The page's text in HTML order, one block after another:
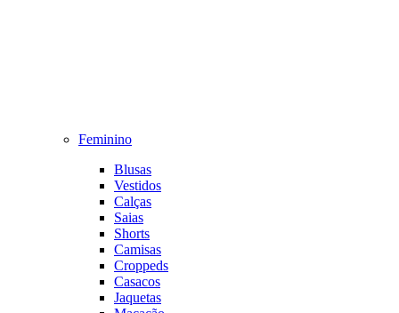
Feminino
Blusas
Vestidos
Calças
Saias
Shorts
Camisas
Croppeds
Casacos
Jaquetas